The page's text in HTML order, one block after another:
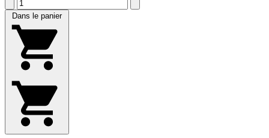
Dans le panier